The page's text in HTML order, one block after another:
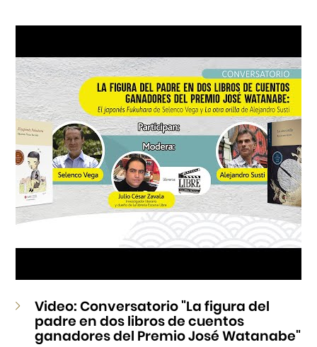
Video: Conversatorio "La figura del
padre en dos libros de cuentos
ganadores del Premio José Watanabe"